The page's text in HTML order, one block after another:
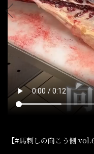
【#馬刺しの向こう側 vol.6